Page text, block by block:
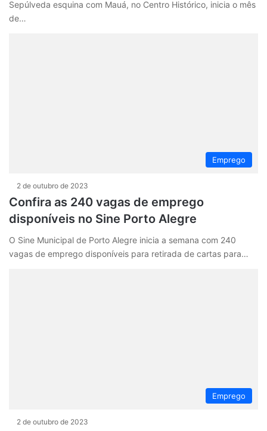
Sepúlveda esquina com Mauá, no Centro Histórico, inicia o mês
de…
Emprego
2 de outubro de 2023
Confira as 240 vagas de emprego
disponíveis no Sine Porto Alegre
O Sine Municipal de Porto Alegre inicia a semana com 240
vagas de emprego disponíveis para retirada de cartas para…
Emprego
2 de outubro de 2023